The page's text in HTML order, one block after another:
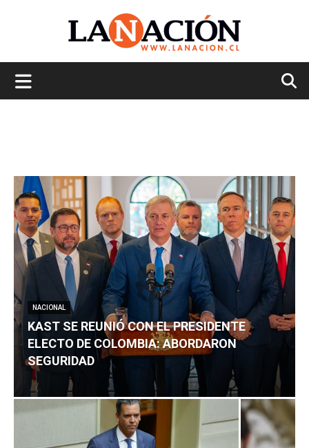
NACIONAL
KAST SE REUNIÓ CON EL PRESIDENTE
ELECTO DE COLOMBIA: ABORDARON
SEGURIDAD